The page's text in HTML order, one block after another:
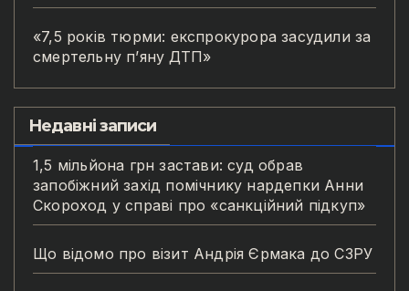
«7,5 років тюрми: експрокурора засудили за
смертельну п’яну ДТП»
Недавні записи
1,5 мільйона грн застави: суд обрав
запобіжний захід помічнику нардепки Анни
Скороход у справі про «санкційний підкуп»
Що відомо про візит Андрія Єрмака до СЗРУ